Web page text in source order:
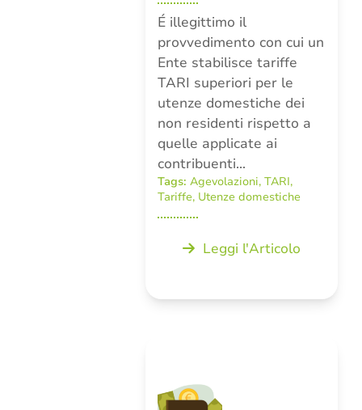
É illegittimo il
provvedimento con cui un
Ente stabilisce tariffe
TARI superiori per le
utenze domestiche dei
non residenti rispetto a
quelle applicate ai
contribuenti…
Tags: Agevolazioni, TARI,
Tariffe, Utenze domestiche
Leggi l'Articolo